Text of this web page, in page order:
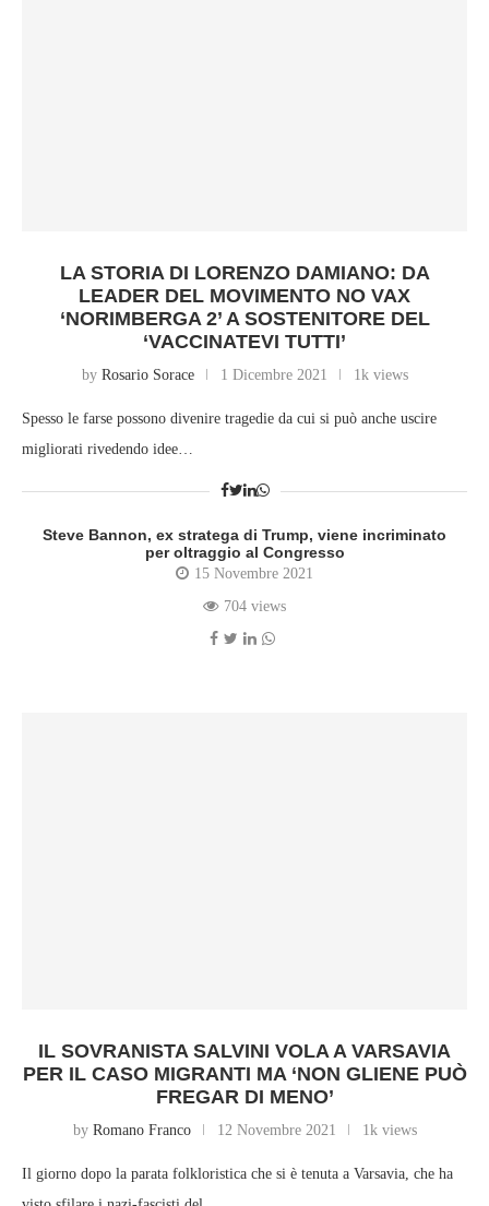
LA STORIA DI LORENZO DAMIANO: DA
LEADER DEL MOVIMENTO NO VAX
‘NORIMBERGA 2’ A SOSTENITORE DEL
‘VACCINATEVI TUTTI’
by Rosario Sorace 1 Dicembre 2021 1k views
Spesso le farse possono divenire tragedie da cui si può anche uscire
migliorati rivedendo idee…
Steve Bannon, ex stratega di Trump, viene incriminato
per oltraggio al Congresso
15 Novembre 2021
704 views
IL SOVRANISTA SALVINI VOLA A VARSAVIA
PER IL CASO MIGRANTI MA ‘NON GLIENE PUÒ
FREGAR DI MENO’
by Romano Franco 12 Novembre 2021 1k views
Il giorno dopo la parata folkloristica che si è tenuta a Varsavia, che ha